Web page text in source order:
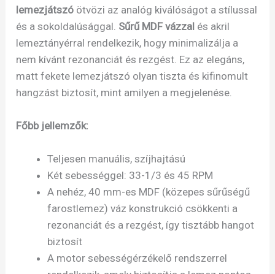
lemezjátszó ötvözi az analóg kiválóságot a stílussal
és a sokoldalúsággal. Sűrű MDF vázzal és akril
lemeztányérral rendelkezik, hogy minimalizálja a
nem kívánt rezonanciát és rezgést. Ez az elegáns,
matt fekete lemezjátszó olyan tiszta és kifinomult
hangzást biztosít, mint amilyen a megjelenése.
Főbb jellemzők:
Teljesen manuális, szíjhajtású
Két sebességgel: 33-1/3 és 45 RPM
A nehéz, 40 mm-es MDF (közepes sűrűségű
farostlemez) váz konstrukció csökkenti a
rezonanciát és a rezgést, így tisztább hangot
biztosít
A motor sebességérzékelő rendszerrel